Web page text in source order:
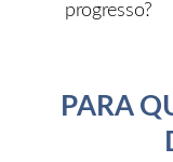
progresso?
PARA